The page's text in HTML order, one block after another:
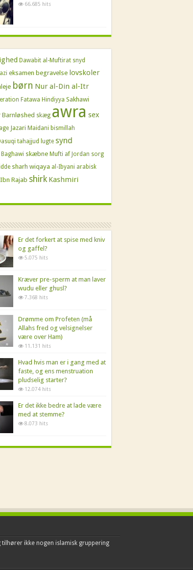
66.685 hits
Dawabit al-Muftirat snyd
eksamen begravelse lovskoler
børn Nur al-Din al-Itr
Fatawa Hindiyya Sakhawi
Barnløshed skæg awra sex
Jazari Maidani bismillah
tahajjud lugte synd
Baghawi skæbne Mufti af Jordan sorg
sharh wiqaya al-Ibyani arabisk
Ibn Rajab shirk Kashmiri
Er det forkert at spise med kniv
og gaffel?
5.075 hits
Kræver pre-sperm at man laver
wudu eller ghusl?
7.368 hits
Drømme om Profeten (må
Allahs fred og velsignelser
være over Ham)
11.131 hits
Hvad hvis man er i gang med at
faste, og ens menstruation
pludselig starter?
12.074 hits
Er det ikke bedre at lade være
med at stemme?
8.073 hits
ikke nogen islamisk gruppering